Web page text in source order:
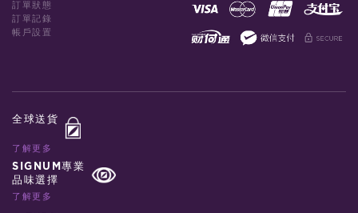
訂單狀態
訂單記錄
帳戶設置
全球送貨
了解更多
SIGNUM專業
品味選擇
了解更多